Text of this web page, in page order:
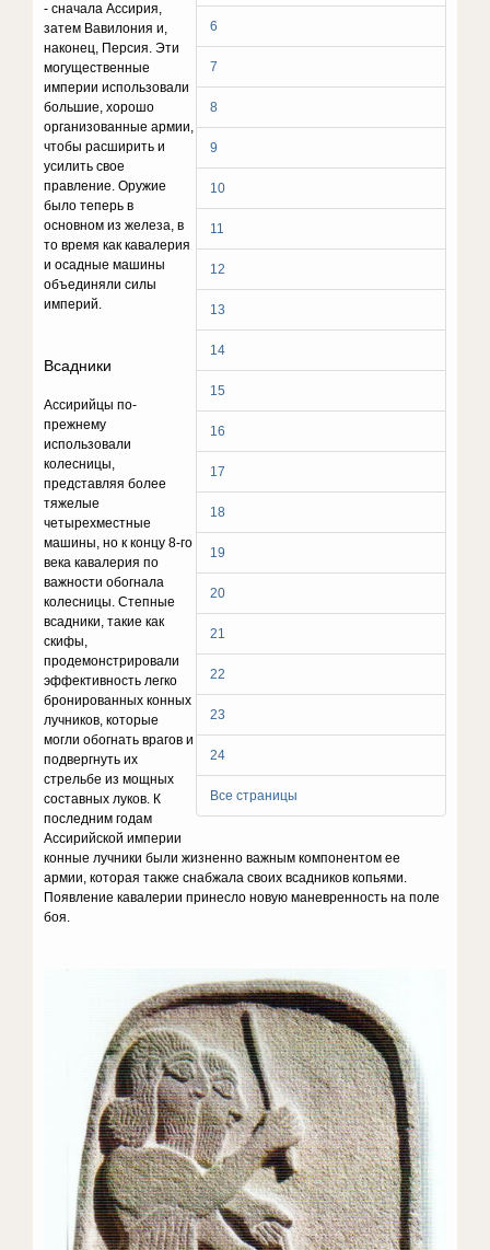
6
7
8
9
10
11
12
13
14
15
16
17
18
19
20
21
22
23
24
Все страницы
- сначала Ассирия,
затем Вавилония и,
наконец, Персия. Эти
могущественные
империи использовали
большие, хорошо
организованные армии,
чтобы расширить и
усилить свое
правление. Оружие
было теперь в
основном из железа, в
то время как кавалерия
и осадные машины
объединяли силы
империй.
Всадники
Ассирийцы по-
прежнему
использовали
колесницы,
представляя более
тяжелые
четырехместные
машины, но к концу 8-го
века кавалерия по
важности обогнала
колесницы. Степные
всадники, такие как
скифы,
продемонстрировали
эффективность легко
бронированных конных
лучников, которые
могли обогнать врагов и
подвергнуть их
стрельбе из мощных
составных луков. К
последним годам
Ассирийской империи
конные лучники были жизненно важным компонентом ее
армии, которая также снабжала своих всадников копьями.
Появление кавалерии принесло новую маневренность на поле
боя.